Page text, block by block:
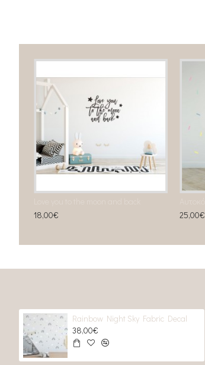
18,00€
25,00€
Rainbow Night Sky Fabric Decal
38,00€